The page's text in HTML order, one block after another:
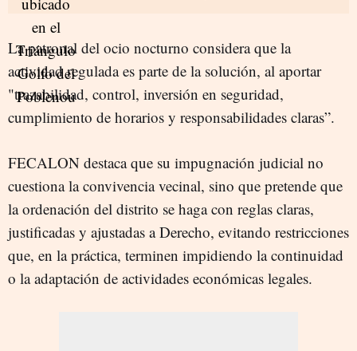
La patronal del ocio nocturno considera que la
actividad regulada es parte de la solución, al aportar
"trazabilidad, control, inversión en seguridad,
cumplimiento de horarios y responsabilidades claras”.
FECALON destaca que su impugnación judicial no
cuestiona la convivencia vecinal, sino que pretende que
la ordenación del distrito se haga con reglas claras,
justificadas y ajustadas a Derecho, evitando restricciones
que, en la práctica, terminen impidiendo la continuidad
o la adaptación de actividades económicas legales.